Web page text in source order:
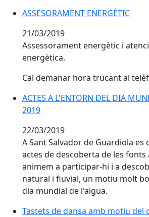
ASSESORAMENT ENERGÈTIC
ASSESORAMENT ENERGÈTIC
21/03/2019
Assessorament energètic i
energètica.
Cal demanar hora trucant al
ACTES A L'ENTORN DEL DIA
ACTES A L'ENTORN DEL DIA
2019
22/03/2019
A Sant Salvador de Guardiola
actes de descoberta de les fonts
animem a participar-hi i a
natural i fluvial, un motiu molt
dia mundial de l'aigua.
Tastets de dansa amb motiu del
Tastets de dansa amb motiu del